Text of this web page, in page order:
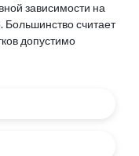
зависимости на
Большинство считает
допустимо